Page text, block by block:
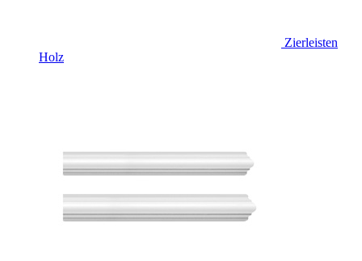
Zierleisten
Holz